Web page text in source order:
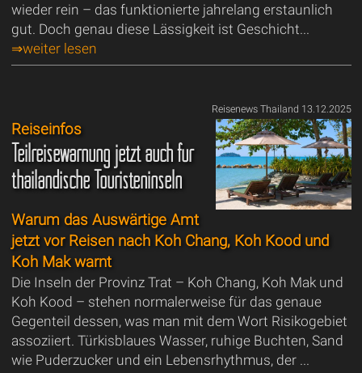
wieder rein – das funktionierte jahrelang erstaunlich
gut. Doch genau diese Lässigkeit ist Geschicht...
⇒weiter lesen
Reisenews Thailand 13.12.2025
Reiseinfos
Teilreisewarnung jetzt auch für
thailändische Touristeninseln
Warum das Auswärtige Amt
jetzt vor Reisen nach Koh Chang, Koh Kood und
Koh Mak warnt
Die Inseln der Provinz Trat – Koh Chang, Koh Mak und
Koh Kood – stehen normalerweise für das genaue
Gegenteil dessen, was man mit dem Wort Risikogebiet
assoziiert. Türkisblaues Wasser, ruhige Buchten, Sand
wie Puderzucker und ein Lebensrhythmus, der ...